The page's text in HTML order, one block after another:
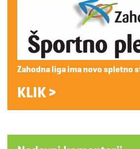
Zahodna liga ima novo spletno
KLIK >